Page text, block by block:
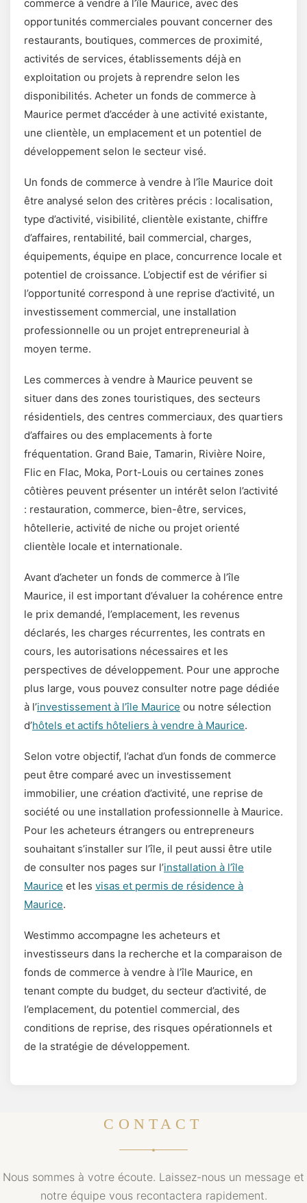
commerce à vendre à l’île Maurice, avec des
opportunités commerciales pouvant concerner des
restaurants, boutiques, commerces de proximité,
activités de services, établissements déjà en
exploitation ou projets à reprendre selon les
disponibilités. Acheter un fonds de commerce à
Maurice permet d’accéder à une activité existante,
une clientèle, un emplacement et un potentiel de
développement selon le secteur visé.
Un fonds de commerce à vendre à l’île Maurice doit
être analysé selon des critères précis : localisation,
type d’activité, visibilité, clientèle existante, chiffre
d’affaires, rentabilité, bail commercial, charges,
équipements, équipe en place, concurrence locale et
potentiel de croissance. L’objectif est de vérifier si
l’opportunité correspond à une reprise d’activité, un
investissement commercial, une installation
professionnelle ou un projet entrepreneurial à
moyen terme.
Les commerces à vendre à Maurice peuvent se
situer dans des zones touristiques, des secteurs
résidentiels, des centres commerciaux, des quartiers
d’affaires ou des emplacements à forte
fréquentation. Grand Baie, Tamarin, Rivière Noire,
Flic en Flac, Moka, Port-Louis ou certaines zones
côtières peuvent présenter un intérêt selon l’activité
: restauration, commerce, bien-être, services,
hôtellerie, activité de niche ou projet orienté
clientèle locale et internationale.
Avant d’acheter un fonds de commerce à l’île
Maurice, il est important d’évaluer la cohérence entre
le prix demandé, l’emplacement, les revenus
déclarés, les charges récurrentes, les contrats en
cours, les autorisations nécessaires et les
perspectives de développement. Pour une approche
plus large, vous pouvez consulter notre page dédiée
à l’investissement à l’île Maurice ou notre sélection
d’hôtels et actifs hôteliers à vendre à Maurice.
Selon votre objectif, l’achat d’un fonds de commerce
peut être comparé avec un investissement
immobilier, une création d’activité, une reprise de
société ou une installation professionnelle à Maurice.
Pour les acheteurs étrangers ou entrepreneurs
souhaitant s’installer sur l’île, il peut aussi être utile
de consulter nos pages sur l’installation à l’île
Maurice et les visas et permis de résidence à
Maurice.
Westimmo accompagne les acheteurs et
investisseurs dans la recherche et la comparaison de
fonds de commerce à vendre à l’île Maurice, en
tenant compte du budget, du secteur d’activité, de
l’emplacement, du potentiel commercial, des
conditions de reprise, des risques opérationnels et
de la stratégie de développement.
CONTACT
Nous sommes à votre écoute. Laissez-nous un message et
notre équipe vous recontactera rapidement.